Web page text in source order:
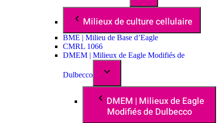
Milieux de culture cellulaire
BME | Milieu de Base d’Eagle
CMRL 1066
DMEM | Milieux de Eagle Modifiés de
Dulbecco
DMEM | Milieux de Eagle
Modifiés de Dulbecco